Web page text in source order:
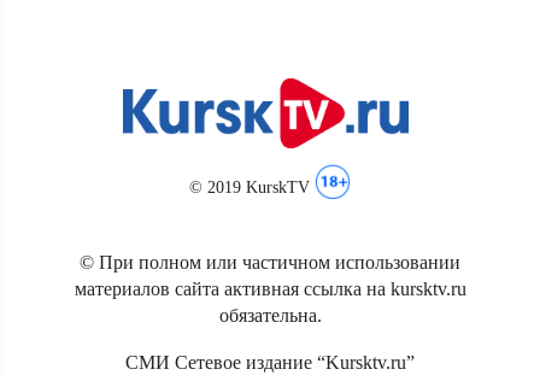
© 2019 KurskTV
© При полном или частичном использовании
материалов сайта активная ссылка на kursktv.ru
обязательна.
СМИ Сетевое издание “Kursktv.ru”